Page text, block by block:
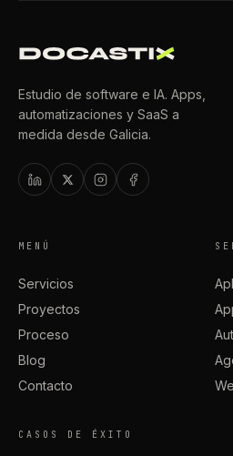
Estudio de software e IA. Apps,
automatizaciones y SaaS a
medida desde Galicia.
MENÚ
Servicios
Proyectos
Proceso
Blog
Contacto
CASOS DE ÉXITO